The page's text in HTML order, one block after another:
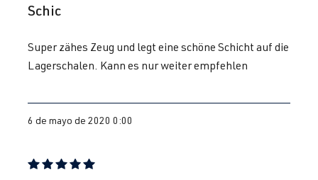
Schic
Super zähes Zeug und legt eine schöne Schicht auf die
Lagerschalen. Kann es nur weiter empfehlen
6 de mayo de 2020 0:00